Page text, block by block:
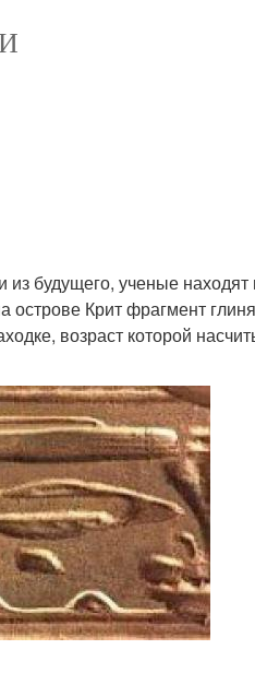
будущего, ученые
острове Крит фрагмент
возраст которой